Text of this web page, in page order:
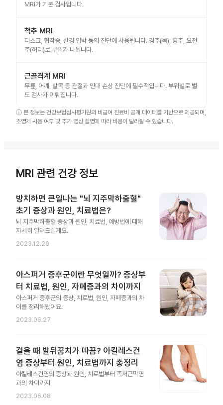
MRI가 기본 검사입니다.
척추 MRI
디스크, 협착증, 신경 압박 등의 진단에 사용됩니다. 경추(목), 흉추, 요천
추(허리)로 부위가 나뉩니다.
근골격계 MRI
무릎, 어깨, 발목 등 관절과 인대 손상 진단에 필수적입니다. 부위별로 별
도 검사가 이뤄집니다.
ⓘ 본 정보는 건강보험심사평가원의 비급여 진료비 공개 데이터를 기반으로 제공되며,
조영제 사용 여부 및 추가 영상 촬영에 따라 비용이 달라질 수 있습니다.
MRI 관련 건강 정보
방치하면 큰일나는 "뇌 지주막하출혈"
초기 증상과 원인, 치료법은?
뇌 지주막하출혈 증상과 원인, 치료법, 예방법에 대해
자세히 알려드릴게요.
2023.12.29
아스퍼거 증후군이란 무엇일까? 증상부
터 치료법, 원인, 자폐증과의 차이까지
아스퍼거 증후군의 증상, 치료법, 원인, 자폐증과의 차
이를 정리해왔어요.
2023.06.27
걸을 때 발뒤꿈치가 따끔? 아킬레스건
염 증상부터 원인, 치료법까지 총정리
아킬레스건염의 증상과 원인, 치료법부터 족저근막염
과의 차이까지
2023.06.08